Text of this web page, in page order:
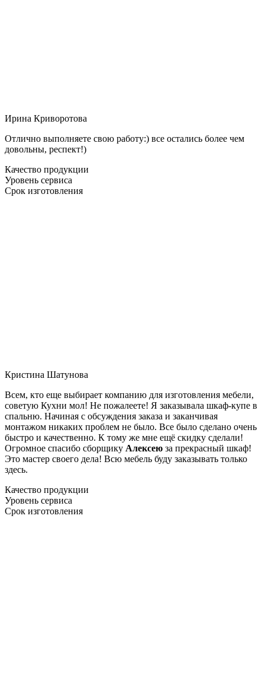
Ирина Криворотова
Отлично выполняете свою работу:) все остались более чем
довольны, респект!)
Качество продукции
Уровень сервиса
Срок изготовления
Кристина Шатунова
Всем, кто еще выбирает компанию для изготовления мебели,
советую Кухни мол! Не пожалеете! Я заказывала шкаф-купе в
спальню. Начиная с обсуждения заказа и заканчивая
монтажом никаких проблем не было. Все было сделано очень
быстро и качественно. К тому же мне ещё скидку сделали!
Огромное спасибо сборщику Алексею за прекрасный шкаф!
Это мастер своего дела! Всю мебель буду заказывать только
здесь.
Качество продукции
Уровень сервиса
Срок изготовления